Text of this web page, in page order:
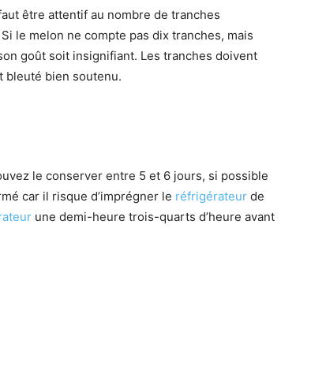
être attentif au nombre de tranches
le melon ne compte pas dix tranches, mais
goût soit insignifiant. Les tranches doivent
bleuté bien soutenu.
le conserver entre 5 et 6 jours, si possible
car il risque d’imprégner le réfrigérateur de
une demi-heure trois-quarts d’heure avant